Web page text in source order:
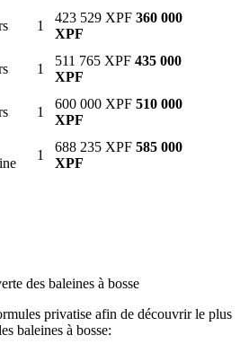
1
423 529 XPF 360 000
XPF
1
511 765 XPF 435 000
XPF
1
600 000 XPF 510 000
XPF
1
688 235 XPF 585 000
XPF
des baleines à bosse
privatise afin de découvrir le plus
baleines à bosse: